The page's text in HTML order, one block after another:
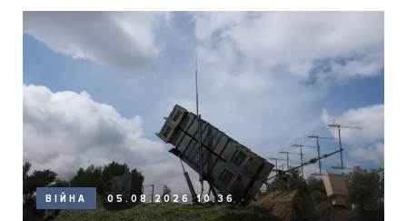
ВІЙНА 05.08.2026 10:36